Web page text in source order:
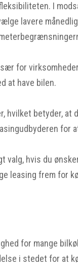
I
lavere
for
at have bilen.
hvilket betyder,
for
valg, hvis du
leasing frem for
for mange
i stedet for at